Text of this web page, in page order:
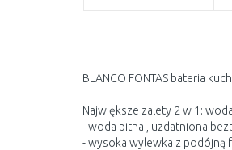
BLANCO FONTAS bateria
Największe zalety 2 w 1:
- woda pitna , uzdatniona
- wysoka wylewka z podójną